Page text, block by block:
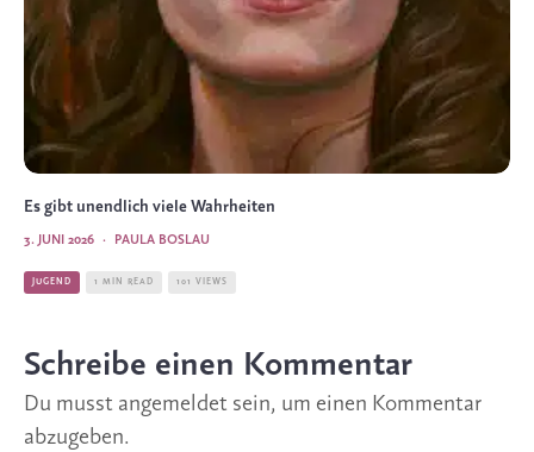
Es gibt unendlich viele Wahrheiten
PAULA BOSLAU
·
3. JUNI 2026
JUGEND 1 MIN READ 101 VIEWS
Schreibe einen Kommentar
Du musst angemeldet sein, um einen Kommentar
abzugeben.